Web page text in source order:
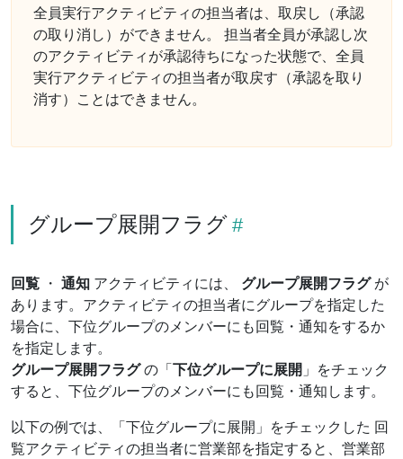
全員実行アクティビティの担当者は、取戻し（承認
の取り消し）ができません。 担当者全員が承認し次
のアクティビティが承認待ちになった状態で、全員
実行アクティビティの担当者が取戻す（承認を取り
消す）ことはできません。
グループ展開フラグ
回覧 ・ 通知 アクティビティには、 グループ展開フラグが
あります。アクティビティの担当者にグループを指定した
場合に、下位グループのメンバーにも回覧・通知をするか
を指定します。
グループ展開フラグの「 下位グループに展開 」をチェック
すると、下位グループのメンバーにも回覧・通知します。
以下の例では、「下位グループに展開」をチェックした 回
覧アクティビティの担当者に営業部を指定すると、営業部